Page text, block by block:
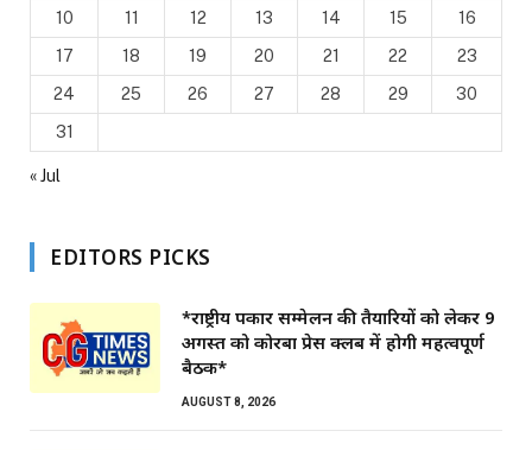
10
11 12 13 14 15
16
17
18 19 20 21 22
23
24
25 26 27 28 29
30
31
« Jul
EDITORS PICKS
*राष्ट्रीय पत्रकार सम्मेलन की तैयारियों को लेकर 9
अगस्त को कोरबा प्रेस क्लब में होगी महत्वपूर्ण
बैठक*
AUGUST 8, 2026